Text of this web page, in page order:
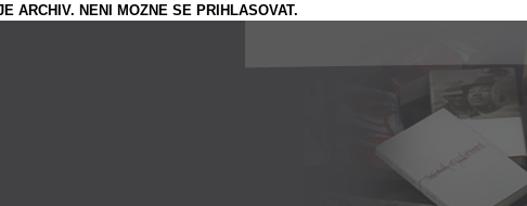
ARCHIV. NENI MOZNE SE PRIHLASOVAT.